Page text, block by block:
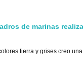
de marinas
tierra y grises creo